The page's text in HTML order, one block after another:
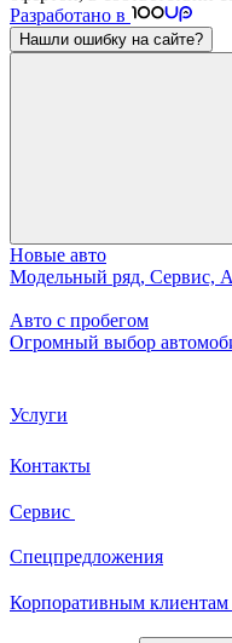
Разработано в
Нашли ошибку на сайте?
Новые авто
Модельный ряд, Сервис,
Авто с пробегом
Огромный выбор
Услуги
Контакты
Сервис
Спецпредложения
Корпоративным клиентам